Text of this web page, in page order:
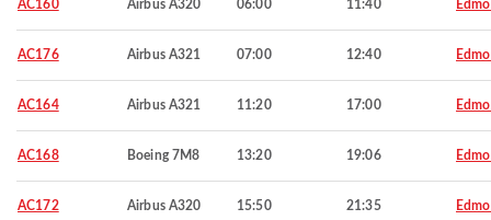
AC160 Airbus A320 06:00 11:40
AC176 Airbus A321 07:00 12:40
AC164 Airbus A321 11:20 17:00
AC168 Boeing 7M8 13:20 19:06
AC172 Airbus A320 15:50 21:35